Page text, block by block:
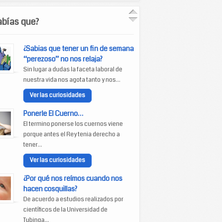
que?
¿Sabias que tener un fin de semana
“perezoso” no nos relaja?
Sin lugar a dudas la faceta laboral de
nuestra vida nos agota tanto y nos...
Ver las curiosidades
Ponerle El Cuerno…
El termino ponerse los cuernos viene
porque antes el Rey tenia derecho a
tener...
Ver las curiosidades
¿Por qué nos reímos cuando nos
hacen cosquillas?
De acuerdo a estudios realizados por
científicos de la Universidad de
Tubinga...